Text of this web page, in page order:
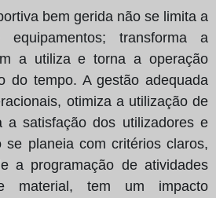
bem gerida não se limita a
transforma a
a utiliza e torna a operação
do tempo. A gestão adequada
otimiza a utilização de
a satisfação dos utilizadores e
se planeia com critérios claros,
a programação de atividades
material, tem um impacto